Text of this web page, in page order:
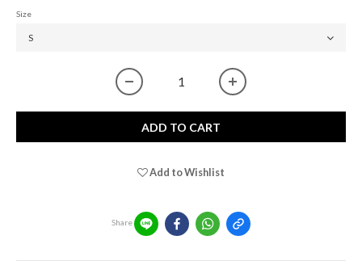
Size
ADD TO CART
Add to Wishlist
Share